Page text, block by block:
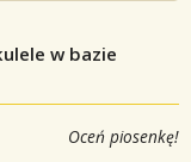
w bazie
Oceń piosenkę!